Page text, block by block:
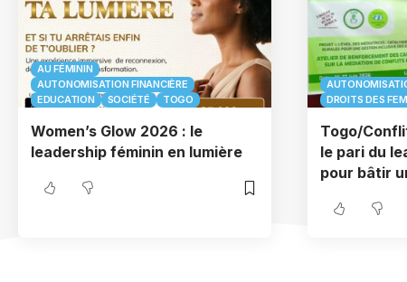
AU FÉMININ
AUTONOMISATION FINANCIÈRE
EDUCATION
SOCIÉTÉ TOGO
Women’s Glow 2026 : le
leadership féminin en lumière
DROITS DES
Togo/
le pari du
pour bâtir